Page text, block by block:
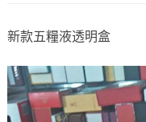
新款五糧液透明盒